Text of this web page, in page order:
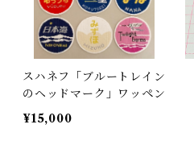
スハネフ「ブルートレイン
のヘッドマーク」ワッペン
¥15,000